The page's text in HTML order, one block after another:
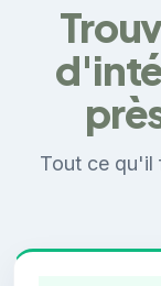
Tout ce qu'il